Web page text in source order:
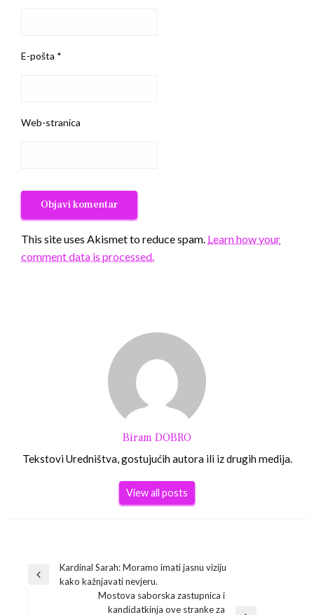
E-pošta *
Web-stranica
This site uses Akismet to reduce spam. Learn how your
comment data is processed.
Biram DOBRO
Tekstovi Uredništva, gostujućih autora ili iz drugih medija.
View all posts
Navigacija
Previous
Kardinal Sarah: Moramo imati jasnu viziju
kako kažnjavati nevjeru.
Mostova saborska zastupnica i
kandidatkinja ove stranke za